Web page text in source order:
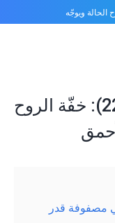
الطاقة الثانية والعشرون(22): خفّة الروح
مصفوفة قدر
الحالة ويوجّه